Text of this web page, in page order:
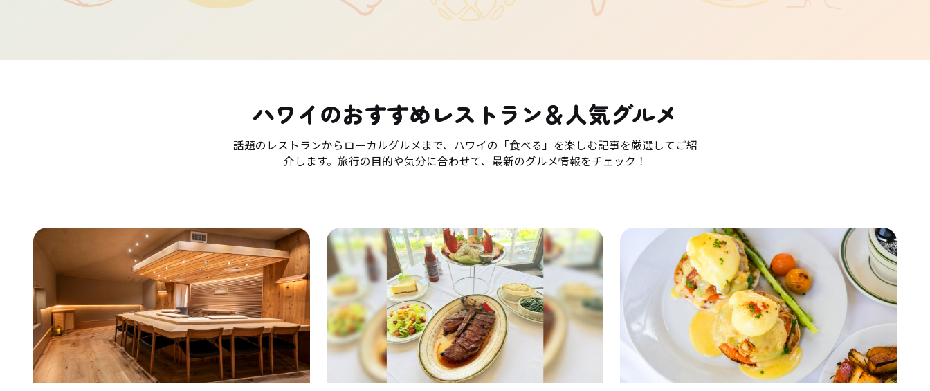
ハワイのおすすめレストラン＆人気グルメ
話題のレストランからローカルグルメまで、ハワイの「食べる」を楽しむ記事を厳選してご紹
介します。旅行の目的や気分に合わせて、最新のグルメ情報をチェック！